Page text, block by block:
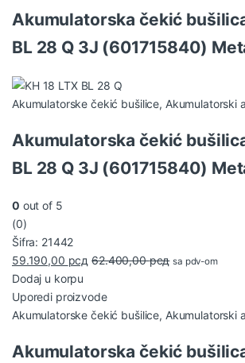
Akumulatorska čekić
BL 28 Q 3J (601715840)
Akumulatorske čekić bušilice, Akumulatorski
Akumulatorska čekić
BL 28 Q 3J (601715840)
0 out of 5
(0)
Šifra: 21442
59.190,00 рсд 62.400,00рсд sa pdv-om
Dodaj u korpu
Uporedi proizvode
Akumulatorske čekić bušilice, Akumulatorski
Akumulatorska čekić